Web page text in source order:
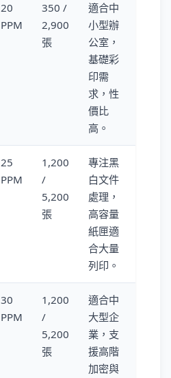
20
PPM
350 /
2,900
張
適合中
小型辦
公室，
基礎彩
印需
求，性
價比
高。
25
PPM
1,200
/
5,200
張
專注黑
白文件
處理，
高容量
紙匣適
合大量
列印。
30
PPM
1,200
/
5,200
張
適合中
大型企
業，支
援高階
加密與